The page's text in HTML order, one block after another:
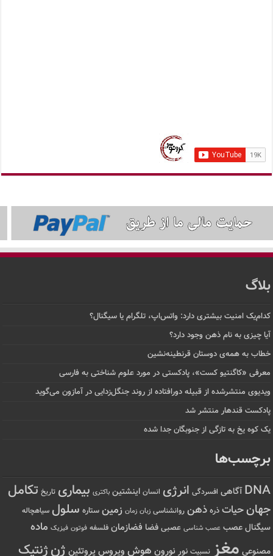
بلاگ
کدام‌یک امنیت بیشتری دارد: واتس‌اپ، تلگرام یا سیگنال؟
آیا چیزی به نام ذهن وجود دارد؟
خطاب به همه‌ی دوستان قرنطینه‌نشین
معرفی «کاگنتیو کست»، پادکستی در مورد علوم شناختی به فارسی
ویدیوی منتشرشده از قبیله دورافتاده‌ از روند جنگل‌زدایی در آمازون می‌گوید
پادکست قندهار منتشر شد
یک کوه یخ به تازگی از جنوبگان جدا شده
برچسب‌ها
DNA آگاهی افسردگی انرژی انسان اینشتین باکتری بیماری تاریخ تکامل
جهانحیات ذره ذهن روانشناسی زبان زمان زمین ستاره سلول سیاهچاله
سیگنال عصب عصب شناسی عصبی فضا فضازمان فلسفه فوتون فیزیک ماده
مصنوعی مغز نسبیت نور نورون هوش ویروس پروتئین ژنژنتیک